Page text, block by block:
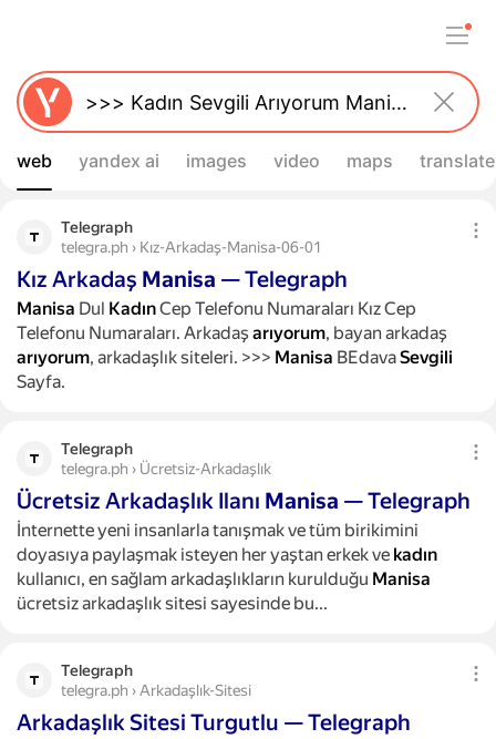
web yandex ai images video maps translate
Telegraph
telegra.ph › Kız-Arkadaş-Manisa-06-01
Kız Arkadaş Manisa — Telegraph
Manisa Dul KadınCep Telefonu Numaraları Kız Cep
Telefonu Numaraları. Arkadaş arıyorum, bayan arkadaş
arıyorum, arkadaşlık siteleri. >>> Manisa BEdavaSevgili
Sayfa.
Telegraph
telegra.ph › Ücretsiz-Arkadaşlık
Ücretsiz Arkadaşlık Ilanı Manisa — Telegraph
İnternette yeni insanlarla tanışmak ve tüm birikimini
doyasıya paylaşmak isteyen her yaştan erkek ve kadın
kullanıcı, en sağlam arkadaşlıkların kurulduğu Manisa
ücretsiz arkadaşlık sitesi sayesinde bu...
Telegraph
telegra.ph › Arkadaşlık-Sitesi
Arkadaşlık Sitesi Turgutlu — Telegraph